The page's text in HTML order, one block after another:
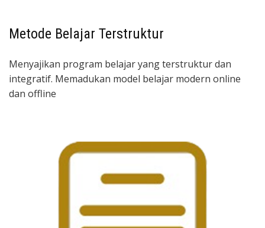
Metode Belajar Terstruktur
Menyajikan program belajar yang terstruktur dan
integratif. Memadukan model belajar modern online
dan offline